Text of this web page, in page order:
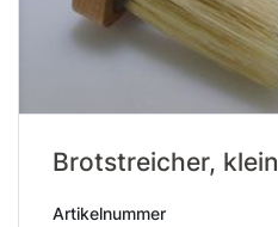
Brotstreicher, klein
Artikelnummer